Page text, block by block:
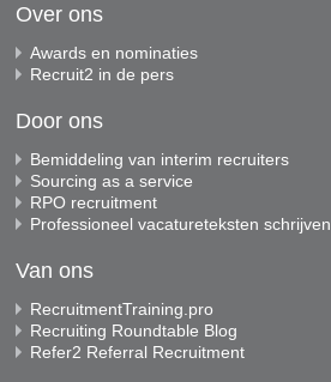
Over ons
Awards en nominaties
Recruit2 in de pers
Door ons
Bemiddeling van interim recruiters
Sourcing as a service
RPO recruitment
Professioneel vacatureteksten schrijven
Van ons
RecruitmentTraining.pro
Recruiting Roundtable Blog
Refer2 Referral Recruitment